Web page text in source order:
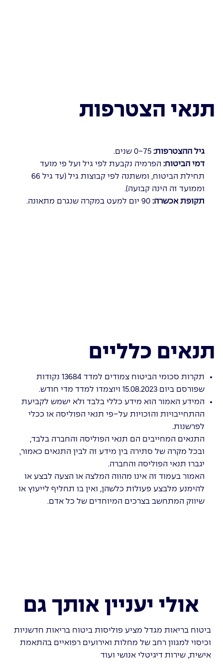
תנאי הצטרפות
גיל ההצטרפות: 0-75 שנים.
דמי הביטוח: הפרמיה נקבעת לפי גיל ועל פי מועד
תחילת הביטוח, ומשתנה לפי קבוצות גיל (עד גיל 66
וממועד זה הינה קבועה).
תקופת אכשרה: 90 יום למעט במקרה שנגרם מתאונה.
תנאים כלליים
תקרות סכומי הביטוח צמודים למדד 13684 נקודות
שפורסם ביום 15.08.2023 ויוצמדו למדד מדי חודש.
המידע האמור הוא מידע כללי בלבד ולא ישמש לקביעת
ההתחייבויות והזכויות על-פי תנאי הפוליסה או ככלי
לפרשנות.
התנאים המחייבים הם תנאי הפוליסה והחברה בלבד,
ובכל מקרה של סתירה בין מידע זה לבין התנאים כאמור,
יגברו תנאי הפוליסה והחברה.
האמור בעמוד זה אינו מהווה המלצה או הצעה לבצע או
להימנע מלבצע פעולות כלשהן, ואין בו תחליף לייעוץ או
שיווק המתחשב בצרכים המיוחדים של כל אדם.
אולי יעניין אותך גם
ביטוח בריאות מגדל מציע פוליסות ביטוח בריאות חדשניות
וכיסוי למגוון רחב של מחלות ואירועים רפואיים בהתאמת
אישית, שירות דיגיטלי אנושי ועוד